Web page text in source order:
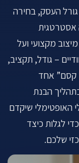
העסק, בחירה
אסטרטגית
מקצועי ועל
– גודל, תקציב,
קסם” אחד
הבנת
האופטימלי שיקדם
לגלות כיצד
שלכם.